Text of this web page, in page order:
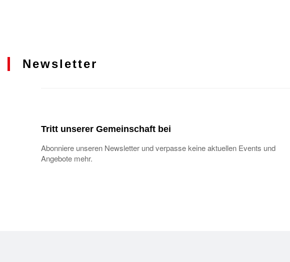
Newsletter
Tritt unserer Gemeinschaft bei
Abonniere unseren Newsletter und verpasse keine aktuellen Events und
Angebote mehr.